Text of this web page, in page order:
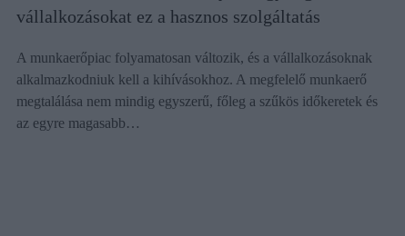
vállalkozásokat ez a hasznos szolgáltatás
A munkaerőpiac folyamatosan változik, és a vállalkozásoknak
alkalmazkodniuk kell a kihívásokhoz. A megfelelő munkaerő
megtalálása nem mindig egyszerű, főleg a szűkös időkeretek és
az egyre magasabb…